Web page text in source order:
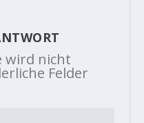
wird nicht
Felder